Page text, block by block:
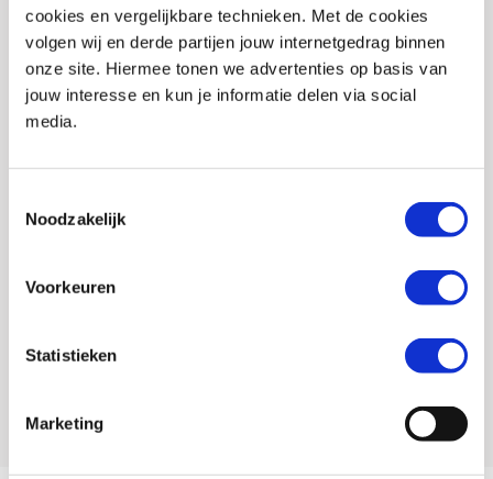
cookies en vergelijkbare technieken. Met de cookies
volgen wij en derde partijen jouw internetgedrag binnen
onze site. Hiermee tonen we advertenties op basis van
jouw interesse en kun je informatie delen via social
media.
Noodzakelijk
Voorkeuren
Statistieken
Marketing
Verbindingsrits
Ja
Storm cuffs
Nee
3d mesh zones
Nee
Leveranciersnummer
Offline Sales